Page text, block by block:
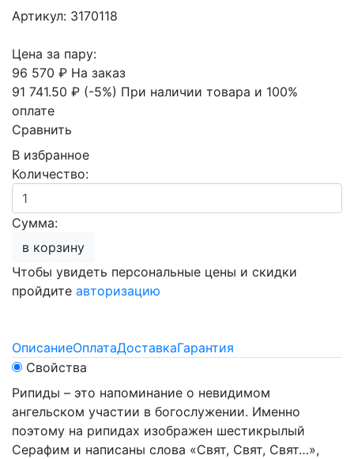
Артикул: 3170118
Цена за пару:
96 570 ₽ На заказ
91 741.50 ₽ (-5%) При наличии товара и 100%
оплате
Сравнить
В избранное
Количество:
Сумма:
в корзину
Чтобы увидеть персональные цены и скидки
пройдите авторизацию
ОписаниеОплатаДоставкаГарантия
Свойства
Рипиды – это напоминание о невидимом
ангельском участии в богослужении. Именно
поэтому на рипидах изображен шестикрылый
Серафим и написаны слова «Свят, Свят, Свят…»,